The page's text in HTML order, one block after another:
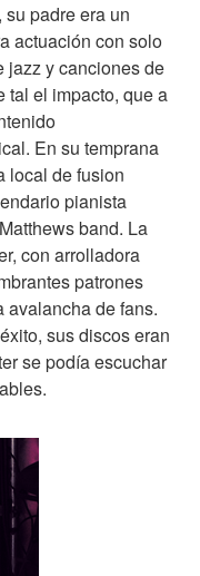
padre era un
actuación con solo
jazz y canciones de
tal el impacto, que a
En su temprana
local de fusion
pianista
band. La
con arrolladora
patrones
avalancha de fans.
sus discos eran
se podía escuchar